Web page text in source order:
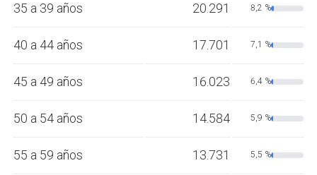
35 a 39 años 20.291 8,2 %
40 a 44 años 17.701 7,1 %
45 a 49 años 16.023 6,4 %
50 a 54 años 14.584 5,9 %
55 a 59 años 13.731 5,5 %